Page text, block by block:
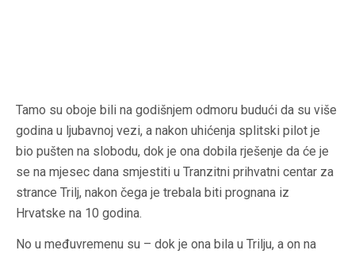
Tamo su oboje bili na godišnjem odmoru budući da su više
godina u ljubavnoj vezi, a nakon uhićenja splitski pilot je
bio pušten na slobodu, dok je ona dobila rješenje da će je
se na mjesec dana smjestiti u Tranzitni prihvatni centar za
strance Trilj, nakon čega je trebala biti prognana iz
Hrvatske na 10 godina.
No u međuvremenu su – dok je ona bila u Trilju, a on na